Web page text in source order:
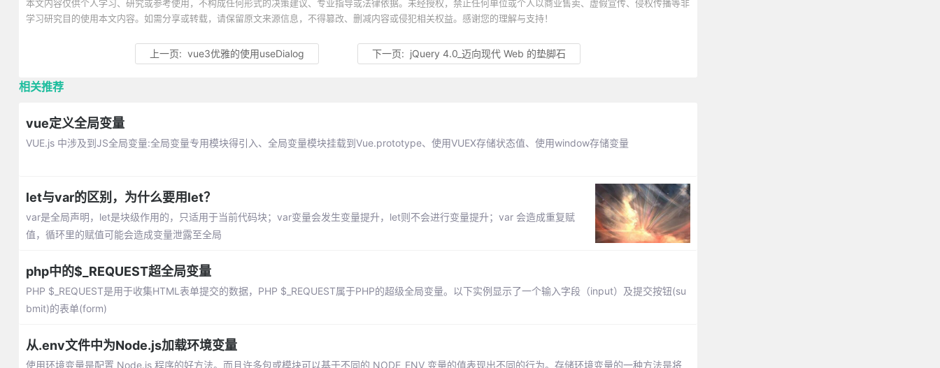
本文内容仅供个人学习、研究或参考使用，不构成任何形式的决策建议、专业指导或法律依据。未经授权，禁止任何单位或个人以商业售卖、虚假宣传、侵权传播等非
学习研究目的使用本文内容。如需分享或转载，请保留原文来源信息，不得篡改、删减内容或侵犯相关权益。感谢您的理解与支持！
上一页:vue3优雅的使用useDialog 下一页: jQuery 4.0_迈向现代 Web 的垫脚石
相关推荐
vue定义全局变量
VUE.js 中涉及到JS全局变量:全局变量专用模块得引入、全局变量模块挂载到Vue.prototype、使用VUEX存储状态值、使用window存储变量
let与var的区别，为什么要用let？
var是全局声明，let是块级作用的，只适用于当前代码块；var变量会发生变量提升，let则不会进行变量提升；var 会造成重复赋
值，循环里的赋值可能会造成变量泄露至全局
php中的$_REQUEST超全局变量
PHP $_REQUEST是用于收集HTML表单提交的数据，PHP $_REQUEST属于PHP的超级全局变量。以下实例显示了一个输入字段（input）及提交按钮(su
bmit)的表单(form)
从.env文件中为Node.js加载环境变量
使用环境变量是配置 Node.js 程序的好方法。而且许多包或模块可以基于不同的 NODE_ENV 变量的值表现出不同的行为。存储环境变量的一种方法是将